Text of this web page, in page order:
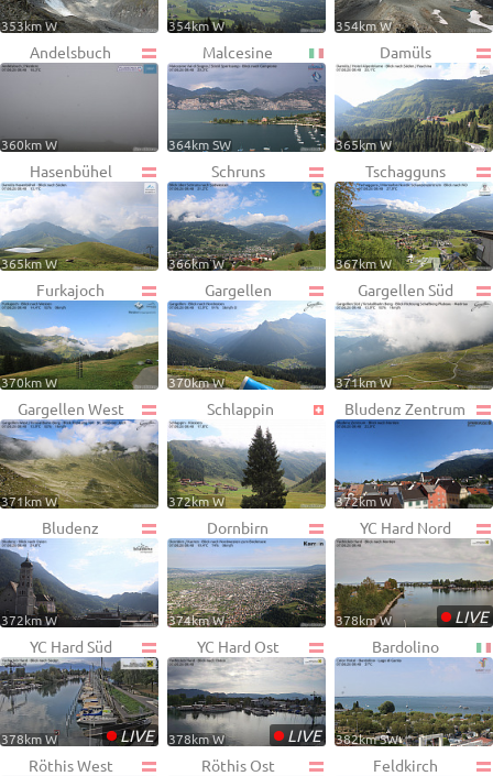
353km W 354km W 354km W
Andelsbuch
360km W
Malcesine
364km SW
Damüls
365km W
Hasenbühel
365km W
Schruns
366km W
Tschagguns
367km W
Furkajoch
370km W
Gargellen
370km W
Gargellen Süd
371km W
Gargellen West
371km W
Schlappin
372km W
Bludenz Zentrum
372km W
Bludenz
372km W
Dornbirn
374km W
YC Hard Nord
•LIVE
378km W
YC Hard Süd
•LIVE
378km W
YC Hard Ost
•LIVE
378km W
Bardolino
382km SW
Röthis West Röthis Ost Feldkirch